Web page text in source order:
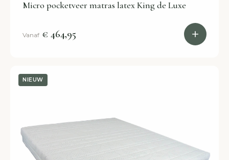
Micro pocketveer matras latex King de Luxe
Vanaf € 464,95
NIEUW